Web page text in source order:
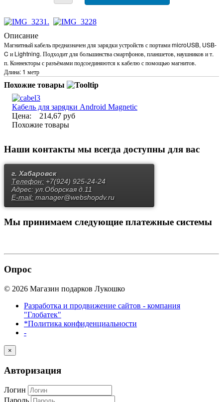
Описание
Магнитный кабель предназначен для зарядки устройств с портами microUSB, USB-
C и Lightning. Подходит для большинства смартфонов, планшетов, наушников и т.
п. Коннекторы с разъёмами подсоединяются к кабелю с помощью магнитов.
Длина: 1 метр
Похожие товары
Кабель для зарядки Android Magnetic
Цена:
214,67 руб
Похожие товары
Наши контакты мы всегда доступны для вас
г. Хабаровск
Телефон: +7(924) 925-24-24
Адрес: ул.Оборская д.11
E-mail: manager@webshopdv.ru
Мы принимаем следующие платежные системы
Опрос
© 2026 Магазин подарков Лукошко
Разработка и продвижение сайтов - компания
"Глобатек"
*Политика конфиденциальности
-
×
Авторизация
Логин